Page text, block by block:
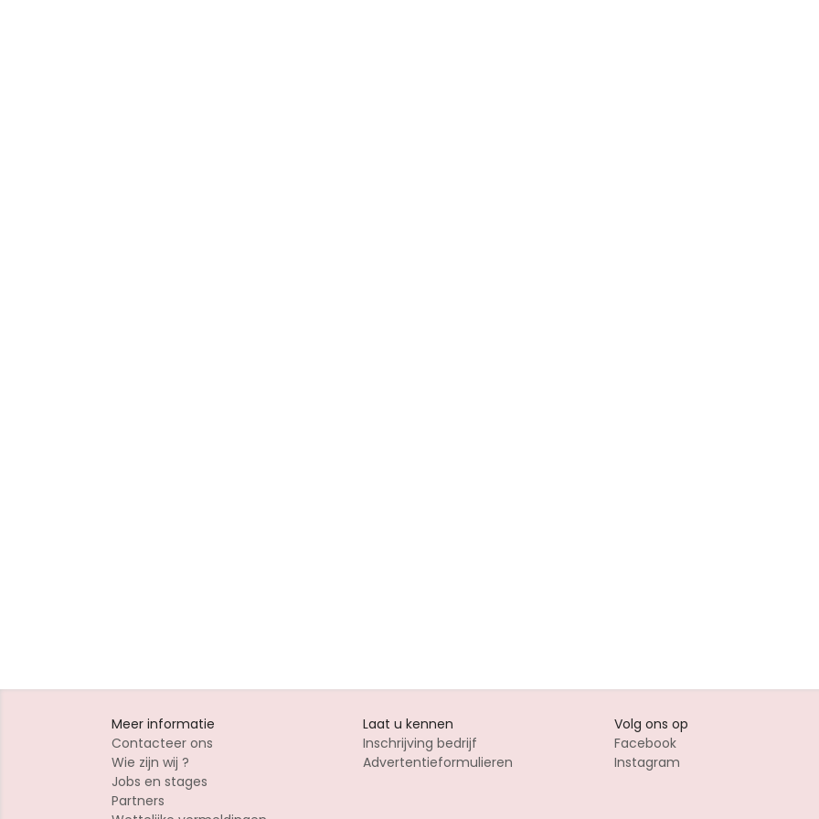
Meer informatie
Contacteer ons
Wie zijn wij ?
Jobs en stages
Partners
Laat u kennen
Inschrijving bedrijf
Advertentieformulieren
Volg ons op
Facebook
Instagram